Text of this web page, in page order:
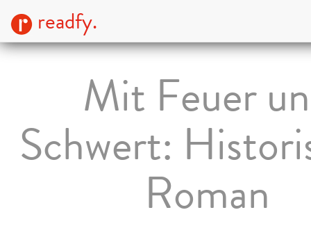
readfy.
Mit Feuer
Schwert:
Roman